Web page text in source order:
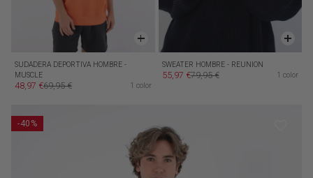
SUDADERA DEPORTIVA HOMBRE -
MUSCLE
Precio de oferta
48,97 €Precio habitual
69,95 € 1 color
SWEATER HOMBRE - REUNION
Precio de oferta
55,97 €Precio habitual
79,95 € 1 color
-40%